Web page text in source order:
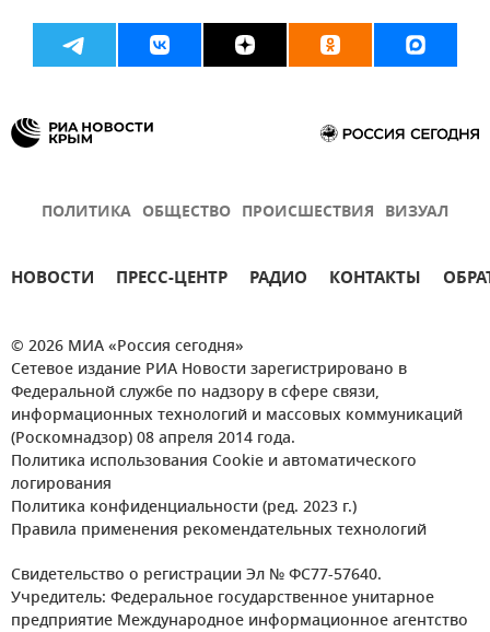
ПОЛИТИКА ОБЩЕСТВО ПРОИСШЕСТВИЯ ВИЗУАЛ
НОВОСТИ ПРЕСС-ЦЕНТР РАДИО КОНТАКТЫ
© 2026 МИА «Россия сегодня»
Сетевое издание РИА Новости зарегистрировано в
Федеральной службе по надзору в сфере связи,
информационных технологий и массовых коммуникаций
(Роскомнадзор) 08 апреля 2014 года.
Политика использования Cookie и автоматического
логирования
Политика конфиденциальности (ред. 2023 г.)
Правила применения рекомендательных технологий
Свидетельство о регистрации Эл № ФС77-57640.
Учредитель: Федеральное государственное унитарное
предприятие Международное информационное агентство